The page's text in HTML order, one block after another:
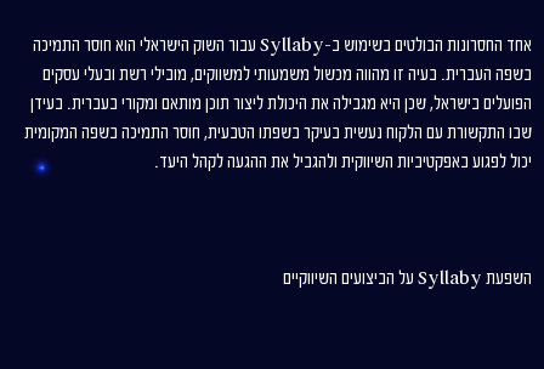
אחד החסרונות הבולטים בשימוש ב-Syllaby עבור השוק הישראלי הוא חוסר התמיכה
בשפה העברית. בעיה זו מהווה מכשול משמעותי למשווקים, מובילי רשת ובעלי עסקים
הפועלים בישראל, שכן היא מגבילה את היכולת ליצור תוכן מותאם ומקורי בעברית. בעידן
שבו התקשורת עם הלקוח נעשית בעיקר בשפתו הטבעית, חוסר התמיכה בשפה המקומית
יכול לפגוע באפקטיביות השיווקית ולהגביל את ההגעה לקהל היעד.
השפעת Syllaby על הביצועים השיווקיים